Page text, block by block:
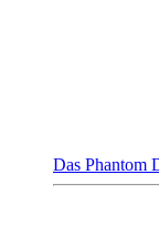
Das Phantom